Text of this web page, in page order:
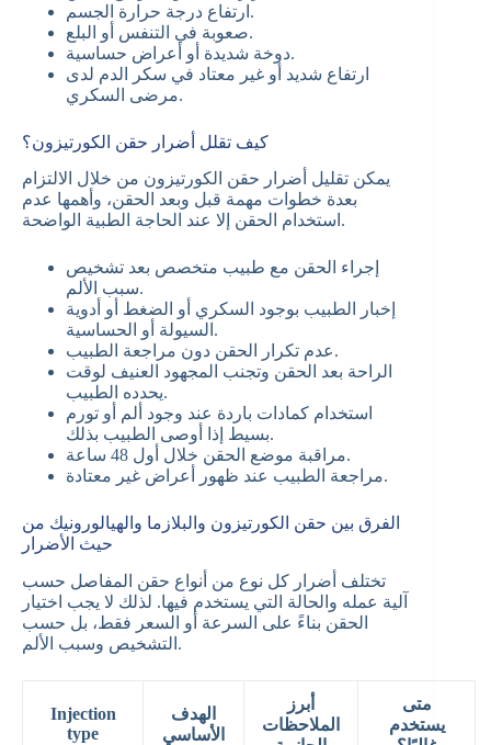
ارتفاع درجة حرارة الجسم.
صعوبة في التنفس أو البلع.
دوخة شديدة أو أعراض حساسية.
ارتفاع شديد أو غير معتاد في سكر الدم لدى
مرضى السكري.
كيف تقلل أضرار حقن الكورتيزون؟
يمكن تقليل أضرار حقن الكورتيزون من خلال الالتزام
بعدة خطوات مهمة قبل وبعد الحقن، وأهمها عدم
استخدام الحقن إلا عند الحاجة الطبية الواضحة.
إجراء الحقن مع طبيب متخصص بعد تشخيص
سبب الألم.
إخبار الطبيب بوجود السكري أو الضغط أو أدوية
السيولة أو الحساسية.
عدم تكرار الحقن دون مراجعة الطبيب.
الراحة بعد الحقن وتجنب المجهود العنيف لوقت
يحدده الطبيب.
استخدام كمادات باردة عند وجود ألم أو تورم
بسيط إذا أوصى الطبيب بذلك.
مراقبة موضع الحقن خلال أول 48 ساعة.
مراجعة الطبيب عند ظهور أعراض غير معتادة.
الفرق بين حقن الكورتيزون والبلازما والهيالورونيك من
حيث الأضرار
تختلف أضرار كل نوع من أنواع حقن المفاصل حسب
آلية عمله والحالة التي يستخدم فيها. لذلك لا يجب اختيار
الحقن بناءً على السرعة أو السعر فقط، بل حسب
التشخيص وسبب الألم.
Injection
type
الهدف
الأساسي
أبرز
الملاحظات
متى
يستخدم